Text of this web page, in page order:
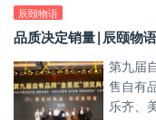
辰颐物语
品质决定销量|辰颐物
第九届
售自有
乐齐、